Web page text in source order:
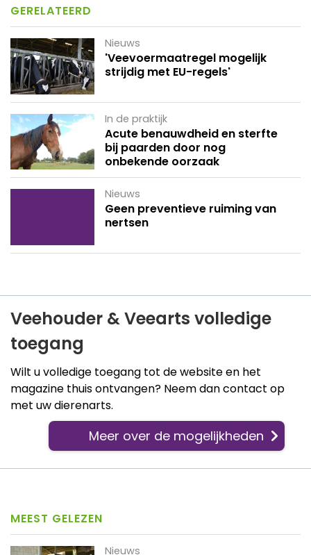
GERELATEERD
Nieuws
'Veevoermaatregel mogelijk
strijdig met EU-regels'
In de praktijk
Acute benauwdheid en sterfte
bij paarden door nog
onbekende oorzaak
Nieuws
Geen preventieve ruiming van
nertsen
Veehouder & Veearts volledige
toegang
Wilt u volledige toegang tot de website en het
magazine thuis ontvangen? Neem dan contact op
met uw dierenarts.
Meer over de mogelijkheden
MEEST GELEZEN
Nieuws